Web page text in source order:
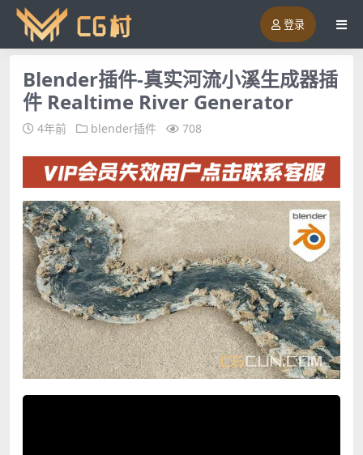
登录
Blender插件-真实河流小溪生成器插
件 Realtime River Generator
4年前 blender插件 708